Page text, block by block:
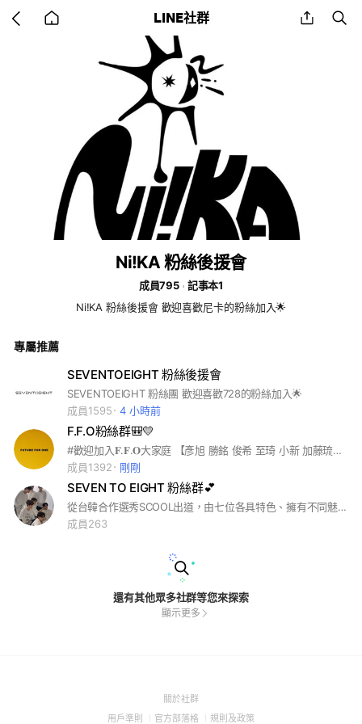
back LINE社群 share
Ni!KA 粉絲後援會
成員795
記事本1
Ni!KA 粉絲後援會 歡迎喜歡尼卡的粉絲加入🌟
專屬推薦
SEVENTOEIGHT 粉絲後援會
SEVENTOEIGHT 粉絲團 歡迎喜歡728的粉絲加入🌟
成員1595
4 小時前
F.F.O粉絲群🎒💛
#歡迎加入𝐅.𝐅.𝐎大家庭 【彥旭 勝銘 俊希 至琦 小新 加藤琉士 鈞嘉】 進群可以活躍跟大家聊天～ 有事IG:@_.eyuuu@0518__0619__
成員1392
剛剛
SEVEN TO EIGHT 粉絲群💕
從台韓合作選秀SCOOL出道，由七位各具特色、擁有不同魅力的成員一同組成SEVEN TO EIGHT💕 #SCOOL #SEVENTOEIGHT #7to8 #麒文 #帝翁 #美祥 #學駿 #柏佑 #義翔 #鎮佑
成員263
還有其他眾多社群等您來探索
顯示更多
關於社群(Open
用戶準則 (Open
官方部落格 (Open
規則及政策(Open